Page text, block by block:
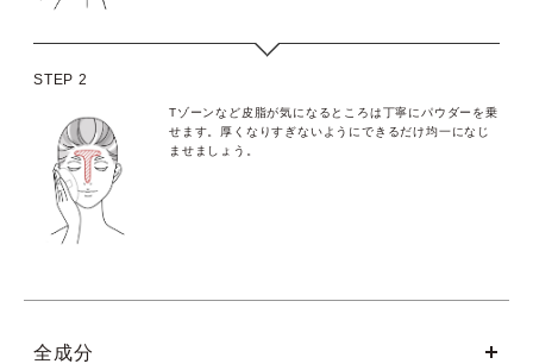
STEP 2
Tゾーンなど皮脂が気になるところは丁寧にパウダーを乗
せます。厚くなりすぎないようにできるだけ均一になじ
ませましょう。
全成分